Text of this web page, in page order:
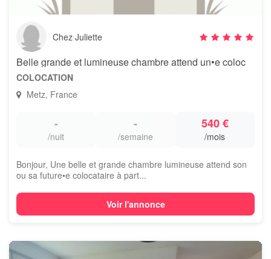
Chez Juliette
Belle grande et lumineuse chambre attend un•e coloc
COLOCATION
Metz, France
-
/nuit
-
/semaine
540 €
/mois
Bonjour, Une belle et grande chambre lumineuse attend son
ou sa future•e colocataire à part...
Voir l'annonce